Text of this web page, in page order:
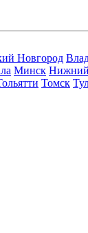
Новгород
Минск
Томск